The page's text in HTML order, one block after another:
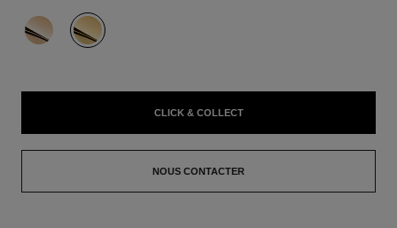
variante (2)
CLICK & COLLECT
NOUS CONTACTER